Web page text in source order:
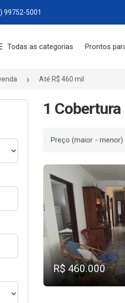
99752-5001
Todas as categorias Prontos
Até R$ 460 mil
1 Cobertura
Ordenar por
R$ 460.000